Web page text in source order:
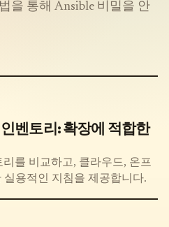
을 통해 Ansible 비밀을 안
벤토리: 확장에 적합한
를 비교하고, 클라우드, 온프
용적인 지침을 제공합니다.